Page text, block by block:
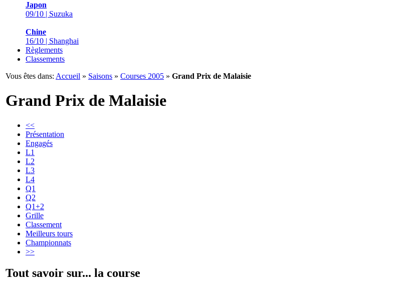
Japon
09/10 | Suzuka
Chine
16/10 | Shanghai
Règlements
Classements
Vous êtes dans: Accueil » Saisons » Courses 2005 » Grand Prix de Malaisie
Grand Prix de Malaisie
<<
Présentation
Engagés
L1
L2
L3
L4
Q1
Q2
Q1+2
Grille
Classement
Meilleurs tours
Championnats
>>
Tout savoir sur... la course